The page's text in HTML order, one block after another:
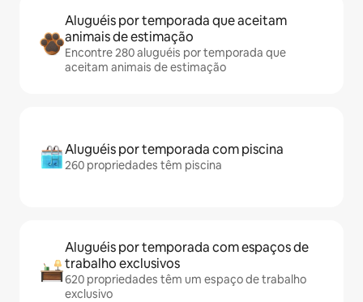
Aluguéis por temporada que aceitam
animais de estimação
Encontre 280 aluguéis por temporada que
aceitam animais de estimação
Aluguéis por temporada com piscina
260 propriedades têm piscina
Aluguéis por temporada com espaços de
trabalho exclusivos
620 propriedades têm um espaço de trabalho
exclusivo